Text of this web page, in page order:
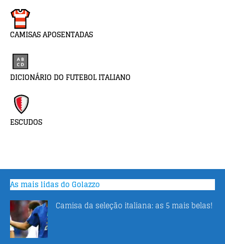
CAMISAS APOSENTADAS
DICIONÁRIO DO FUTEBOL ITALIANO
ESCUDOS
As mais lidas do Golazzo
Camisa da seleção italiana: as 5 mais belas!